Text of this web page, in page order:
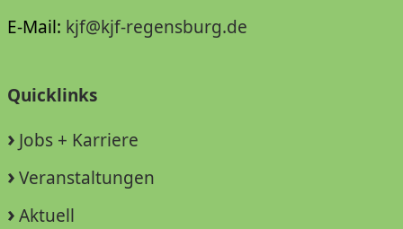
E-Mail: kjf@kjf-regensburg.de
Quicklinks
Jobs + Karriere
Veranstaltungen
Aktuell